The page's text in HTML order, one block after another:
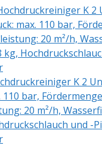
K 2
110 bar,
20 m²/h,
und -